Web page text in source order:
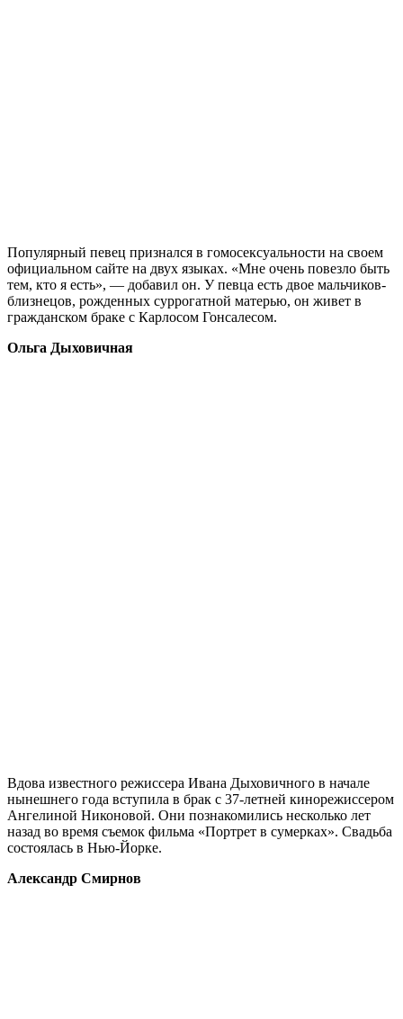
Популярный певец признался в гомосексуальности на своем
официальном сайте на двух языках. «Мне очень повезло быть
тем, кто я есть», — добавил он. У певца есть двое мальчиков-
близнецов, рожденных суррогатной матерью, он живет в
гражданском браке с Карлосом Гонсалесом.
Ольга Дыховичная
Вдова известного режиссера Ивана Дыховичного в начале
нынешнего года вступила в брак с 37-летней кинорежиссером
Ангелиной Никоновой. Они познакомились несколько лет
назад во время съемок фильма «Портрет в сумерках». Свадьба
состоялась в Нью-Йорке.
Александр Смирнов